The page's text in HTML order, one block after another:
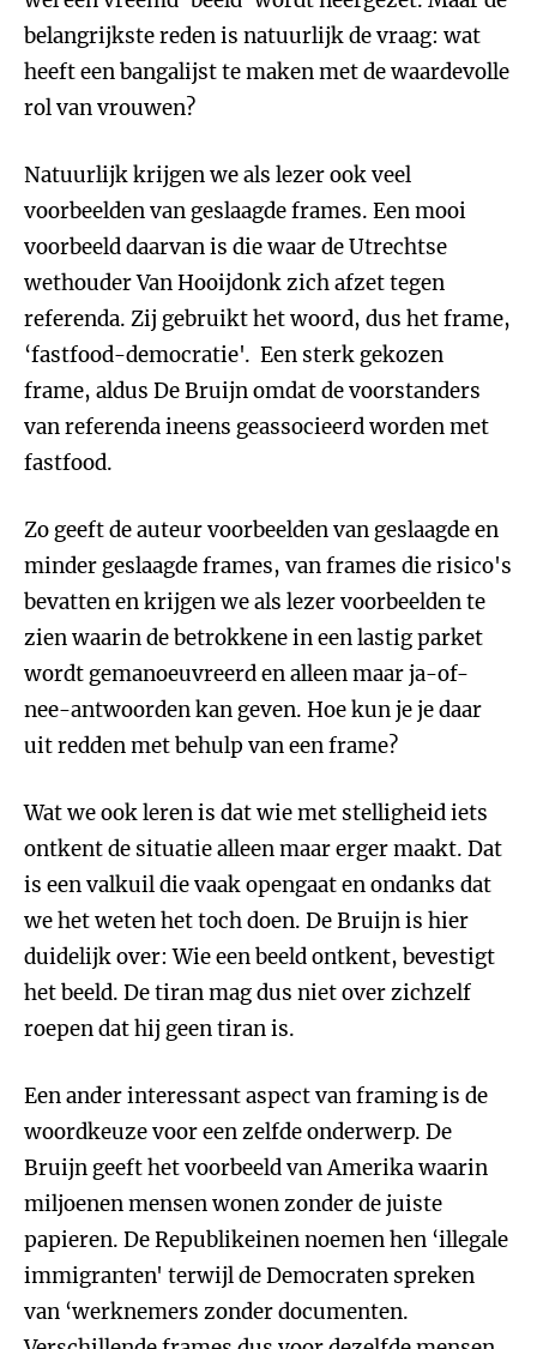
belangrijkste reden is natuurlijk de vraag: wat
heeft een bangalijst te maken met de waardevolle
rol van vrouwen?
Natuurlijk krijgen we als lezer ook veel
voorbeelden van geslaagde frames. Een mooi
voorbeeld daarvan is die waar de Utrechtse
wethouder Van Hooijdonk zich afzet tegen
referenda. Zij gebruikt het woord, dus het frame,
‘fastfood-democratie'. Een sterk gekozen
frame, aldus De Bruijn omdat de voorstanders
van referenda ineens geassocieerd worden met
fastfood.
Zo geeft de auteur voorbeelden van geslaagde en
minder geslaagde frames, van frames die risico's
bevatten en krijgen we als lezer voorbeelden te
zien waarin de betrokkene in een lastig parket
wordt gemanoeuvreerd en alleen maar ja-of-
nee-antwoorden kan geven. Hoe kun je je daar
uit redden met behulp van een frame?
Wat we ook leren is dat wie met stelligheid iets
ontkent de situatie alleen maar erger maakt. Dat
is een valkuil die vaak opengaat en ondanks dat
we het weten het toch doen. De Bruijn is hier
duidelijk over: Wie een beeld ontkent, bevestigt
het beeld. De tiran mag dus niet over zichzelf
roepen dat hij geen tiran is.
Een ander interessant aspect van framing is de
woordkeuze voor een zelfde onderwerp. De
Bruijn geeft het voorbeeld van Amerika waarin
miljoenen mensen wonen zonder de juiste
papieren. De Republikeinen noemen hen ‘illegale
immigranten' terwijl de Democraten spreken
van ‘werknemers zonder documenten.